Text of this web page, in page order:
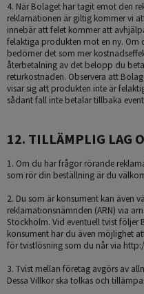
4. När Bolaget har tagit emot den
reklamationen är giltig kommer vi
innebär att felet kommer att
felaktiga produkten mot en ny. Om
bedömer det som mer
återbetalning av det belopp du
returkostnaden. Observera att
visar sig att produkten inte är
sådant fall inte betalar tillbaka
12. TILLÄMPLIG LAG
1. Om du har frågor rörande
som rör din beställning är du
2. Du som är konsument kan även
reklamationsnämnden (ARN) via
Stockholm. Vid eventuell tvist följer
konsument har du även möjlighet
för tvistlösning som du når via
3. Tvist mellan företag avgörs av
Dessa Villkor ska tolkas och